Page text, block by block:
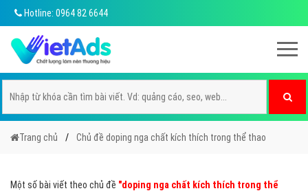
Hotline: 0964 82 6644
Trang chủ Chủ đề doping nga chất kích thích trong thể thao
Một số bài viết theo chủ đề "doping nga chất kích thích trong thể